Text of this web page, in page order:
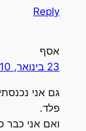
Reply
אסף
23 בינואר, 2010
גם אני
פלד.
ואם אני כבר